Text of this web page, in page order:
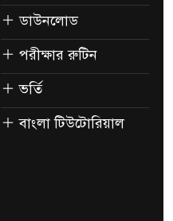
ডাউনলোড
পরীক্ষার রুটিন
ভর্তি
বাংলা টিউটোরিয়াল